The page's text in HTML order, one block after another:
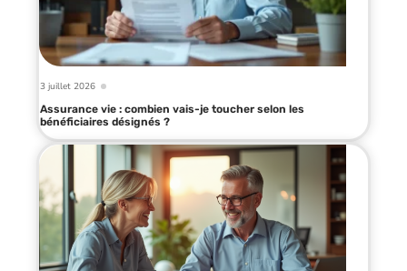
3 juillet 2026
Assurance vie : combien vais-je toucher selon les
bénéficiaires désignés ?